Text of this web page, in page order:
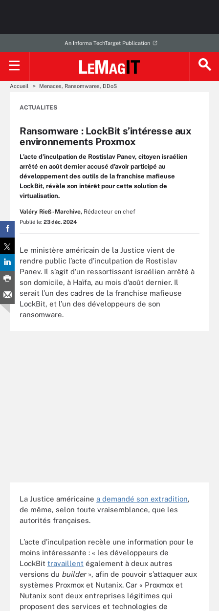
An Informa TechTarget Publication
Accueil Menaces, Ransomwares, DDoS
ACTUALITES
Ransomware : LockBit s’intéresse aux
environnements Proxmox
L’acte d’inculpation de Rostislav Panev, citoyen israélien
arrêté en août dernier accusé d’avoir participé au
développement des outils de la franchise mafieuse
LockBit, révèle son intérêt pour cette solution de
virtualisation.
Valéry Rieß-Marchive, Rédacteur en chef
Publié le: 23 déc. 2024
Le ministère américain de la Justice vient de
rendre public l’acte d’inculpation de Rostislav
Panev. Il s’agit d’un ressortissant israélien arrêté à
son domicile, à Haïfa, au mois d’août dernier. Il
serait l’un des cadres de la franchise mafieuse
LockBit, et l’un des développeurs de son
ransomware.
La Justice américaine a demandé son extradition,
de même, selon toute vraisemblance, que les
autorités françaises.
L’acte d’inculpation recèle une information pour le
moins intéressante : « les développeurs de
LockBit travaillent également à deux autres
versions du builder», afin de pouvoir s’attaquer aux
systèmes Proxmox et Nutanix. Car « Proxmox et
Nutanix sont deux entreprises légitimes qui
proposent des services et technologies de